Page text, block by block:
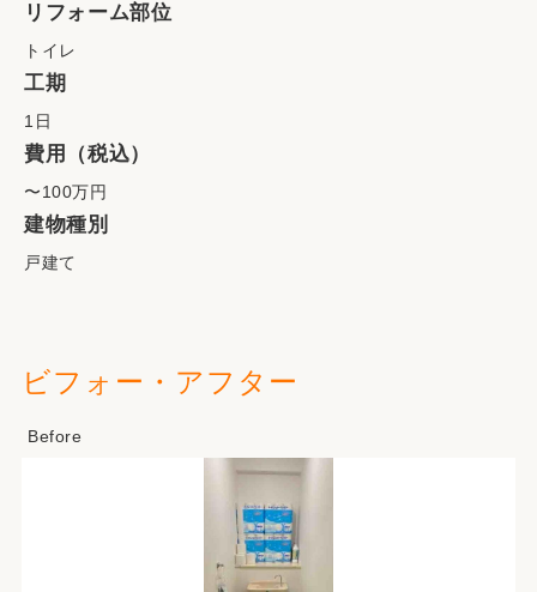
リフォーム部位
トイレ
工期
1日
費用（税込）
〜100万円
建物種別
戸建て
ビフォー・アフター